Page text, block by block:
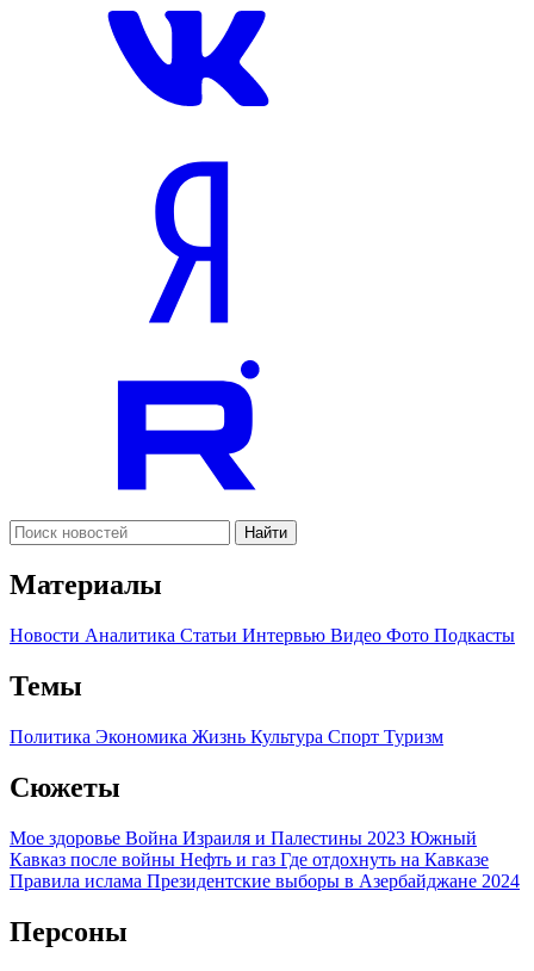
Найти
Материалы
Новости Аналитика Статьи Интервью Видео Фото Подкасты
Темы
Политика Экономика Жизнь Культура Спорт Туризм
Сюжеты
Мое здоровье Война Израиля и Палестины 2023 Южный
Кавказ после войны Нефть и газ Где отдохнуть на Кавказе
Правила ислама Президентские выборы в Азербайджане 2024
Персоны